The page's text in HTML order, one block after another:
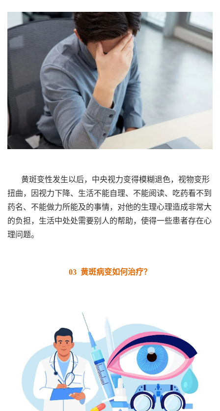
黄斑变性发生以后，中央视力变得模糊退色，视物变形
扭曲，因视力下降、生活不能自理、不能阅读、吃药看不到
药名、不能做力所能及的事情，对他的生理心理造成非常大
的负担，生活中处处需要别人的帮助，使得一些患者存在心
理问题。
03 黄斑病变如何治疗？